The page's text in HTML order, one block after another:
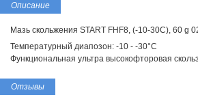
Описание
Мазь скольжения START FHF8, (-10-30C), 60 g
Температурный диапозон: -10 - -30°С
Функциональная ультра высокoфторовая
Отзывы